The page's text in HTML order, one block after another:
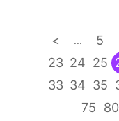
< ... 5
23 24 25
33 34 35
75
80